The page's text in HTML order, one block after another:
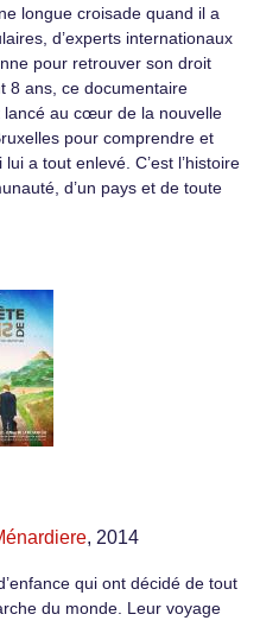
longue croisade quand il a
d’experts internationaux
pour retrouver son droit
8 ans, ce documentaire
lancé au cœur de la nouvelle
pour comprendre et
a tout enlevé. C’est l’histoire
d’un pays et de toute
, 2014
qui ont décidé de tout
du monde. Leur voyage